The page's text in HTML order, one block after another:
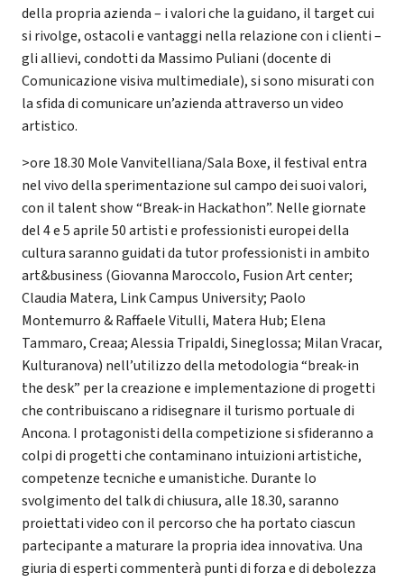
della propria azienda – i valori che la guidano, il target cui
si rivolge, ostacoli e vantaggi nella relazione con i clienti –
gli allievi, condotti da Massimo Puliani (docente di
Comunicazione visiva multimediale), si sono misurati con
la sfida di comunicare un’azienda attraverso un video
artistico.
>ore 18.30 Mole Vanvitelliana/Sala Boxe, il festival entra
nel vivo della sperimentazione sul campo dei suoi valori,
con il talent show “Break-in Hackathon”. Nelle giornate
del 4 e 5 aprile 50 artisti e professionisti europei della
cultura saranno guidati da tutor professionisti in ambito
art&business (Giovanna Maroccolo, Fusion Art center;
Claudia Matera, Link Campus University; Paolo
Montemurro & Raffaele Vitulli, Matera Hub; Elena
Tammaro, Creaa; Alessia Tripaldi, Sineglossa; Milan Vracar,
Kulturanova) nell’utilizzo della metodologia “break-in
the desk” per la creazione e implementazione di progetti
che contribuiscano a ridisegnare il turismo portuale di
Ancona. I protagonisti della competizione si sfideranno a
colpi di progetti che contaminano intuizioni artistiche,
competenze tecniche e umanistiche. Durante lo
svolgimento del talk di chiusura, alle 18.30, saranno
proiettati video con il percorso che ha portato ciascun
partecipante a maturare la propria idea innovativa. Una
giuria di esperti commenterà punti di forza e di debolezza